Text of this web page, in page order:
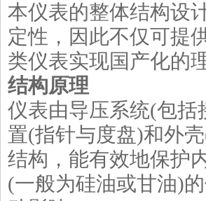
本仪表的整体结构设
定性，因此不仅可提
类仪表实现国产化的
结构原理
仪表由导压系统(包
置(指针与度盘)和外
结构，能有效地保护
(一般为硅油或甘油)